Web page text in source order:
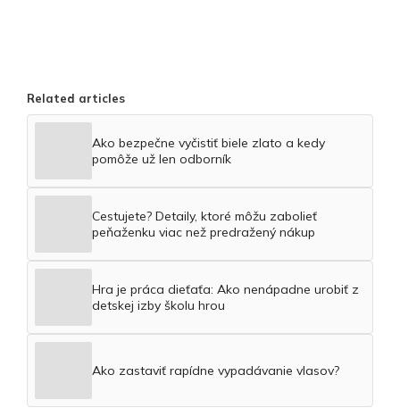
Related articles
Ako bezpečne vyčistiť biele zlato a kedy
pomôže už len odborník
Cestujete? Detaily, ktoré môžu zabolieť
peňaženku viac než predražený nákup
Hra je práca dieťaťa: Ako nenápadne urobiť z
detskej izby školu hrou
Ako zastaviť rapídne vypadávanie vlasov?